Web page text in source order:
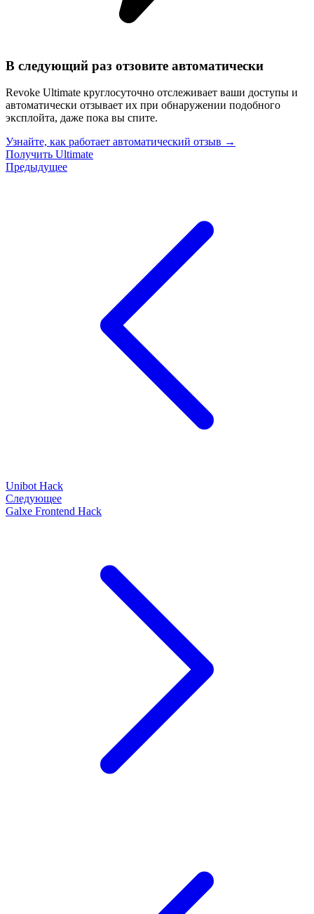
В следующий раз отзовите автоматически
Revoke Ultimate круглосуточно отслеживает ваши доступы и
автоматически отзывает их при обнаружении подобного
эксплойта, даже пока вы спите.
Узнайте, как работает автоматический отзыв →
Получить Ultimate
Предыдущее
Unibot Hack
Следующее
Galxe Frontend Hack